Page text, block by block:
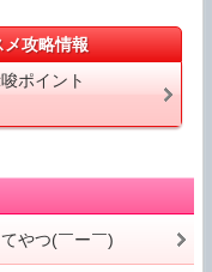
メ攻略情報
ポイント
やつ(￣ー￣)